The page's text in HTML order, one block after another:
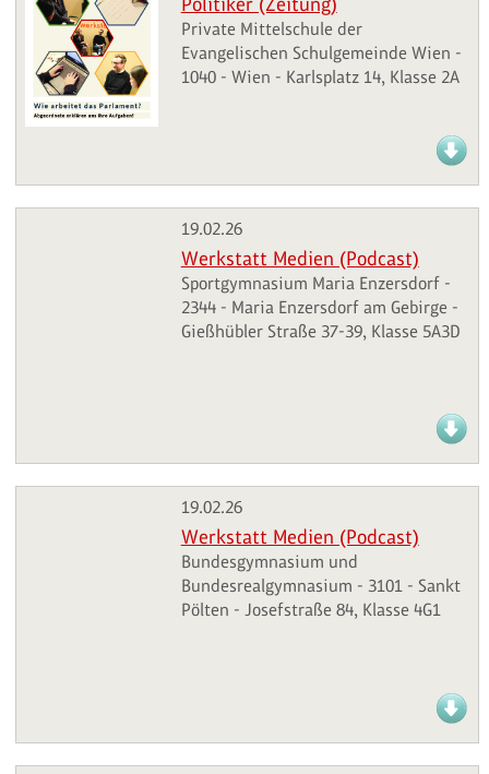
Politiker (Zeitung)
Private Mittelschule der
Evangelischen Schulgemeinde Wien -
1040 - Wien - Karlsplatz 14, Klasse 2A
19.02.26
Werkstatt Medien (Podcast)
Sportgymnasium Maria Enzersdorf -
2344 - Maria Enzersdorf am Gebirge -
Gießhübler Straße 37-39, Klasse 5A3D
19.02.26
Werkstatt Medien (Podcast)
Bundesgymnasium und
Bundesrealgymnasium - 3101 - Sankt
Pölten - Josefstraße 84, Klasse 4G1